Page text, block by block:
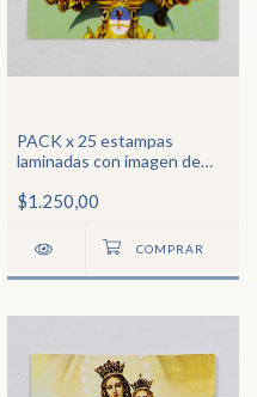
PACK x 25 estampas
laminadas con imagen de
Catamarca
$1.250,00